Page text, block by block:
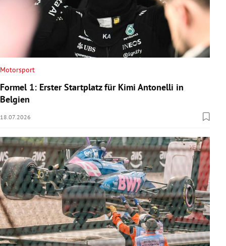
Motorsport
Formel 1: Erster Startplatz für Kimi Antonelli in
Belgien
18.07.2026